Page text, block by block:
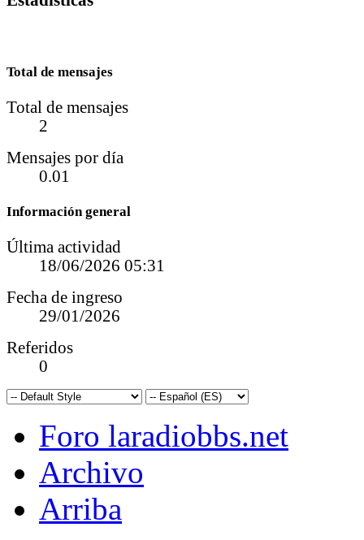
Total de mensajes
Total de mensajes
2
Mensajes por día
0.01
Información general
Última actividad
18/06/2026 05:31
Fecha de ingreso
29/01/2026
Referidos
0
Foro laradiobbs.net
Archivo
Arriba